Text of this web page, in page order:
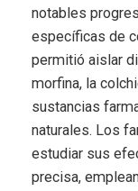
notables
específicas de
permitió aislar
morfina, la
sustancias
naturales. Los
estudiar sus
precisa,